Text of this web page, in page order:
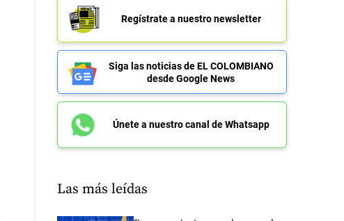
Regístrate a nuestro newsletter
Siga las noticias de EL COLOMBIANO
desde Google News
Únete a nuestro canal de Whatsapp
Las más leídas